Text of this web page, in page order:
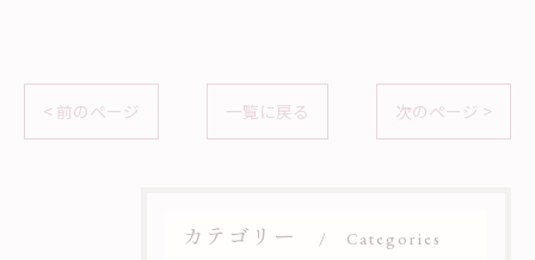
< 前のページ 一覧に戻る 次のページ >
カテゴリー Categories